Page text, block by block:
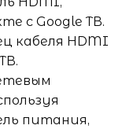
с Google ТВ.
кабеля HDMI
питания,